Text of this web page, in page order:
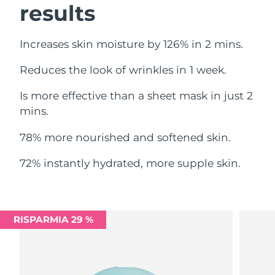
results
Increases skin moisture by 126% in 2 mins.
Reduces the look of wrinkles in 1 week.
Is more effective than a sheet mask in just 2
mins.
78% more nourished and softened skin.
72% instantly hydrated, more supple skin.
RISPARMIA 29 %
Filippine
Polonia Consegna stimata09.08.2026
Portogallo Consegna stimata08.08.2026
Portorico Consegna stimata10.08.2026
Riunione
Russia
Consegna stimata